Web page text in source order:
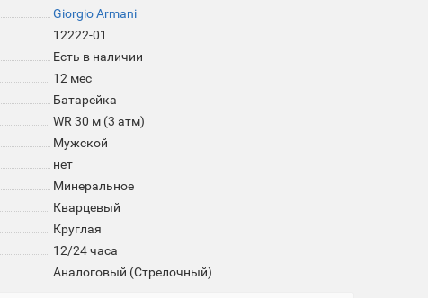
Giorgio Armani
12222-01
Есть в наличии
12 мес
Батарейка
WR 30 м (3 атм)
Мужской
нет
Минеральное
Кварцевый
Круглая
12/24 часа
Аналоговый (Стрелочный)